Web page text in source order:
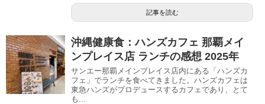
記事を読む
沖縄健康食：ハンズカフェ 那覇メイ
ンプレイス店 ランチの感想 2025年
サンエー那覇メインプレイス店内にある「ハンズカ
フェ」でランチを食べてきました。ハンズカフェは
東急ハンズがプロデュースするカフェであり、とて
も...